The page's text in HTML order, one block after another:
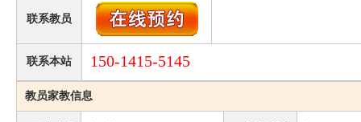
联系教员
联系本站 150-1415-5145
教员家教信息